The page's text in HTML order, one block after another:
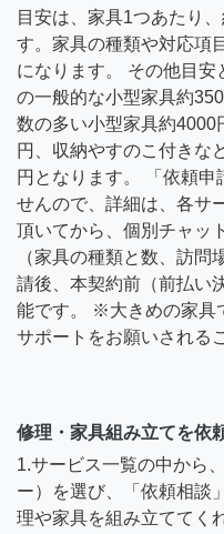
目安は、家具1つあたり
す。家具の種類や対応項
になります。 その他目
の一般的な小型家具約
数の多い小型家具約4000
円、収納やすのこ付きな
円となります。 「依頼申
せんので、詳細は、各サ
頂いてから、個別チャッ
（家具の種類と数、訪
請後、本契約前（前払い
能です。 ※大きめの家具
サポートをお願いされる
修理・家具組み立てを依
1.サービス一覧の中から
ー）を選び、「依頼相談
理や家具を組み立ててく